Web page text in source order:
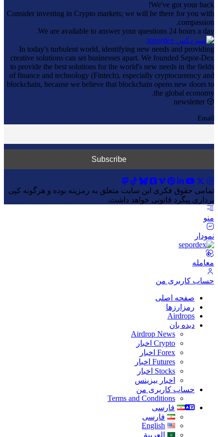
We've got your back!
Consider investing in Crypto markets; we will be there for you with
compassion.
We are available to answer your questions 24 hours a day.
In today's turbulent world, identifying new needs and providing
creative solutions can set businesses apart. We founded Sepor-Dex
to provide the best solutions for the world's new needs in the fields
of finance and technology (Fintech), especially cryptocurrency and
blockchain, because we believe that blockchain opens new doors to
the global economy.
newsletter
Email
تمامی حقوق فکری این سایت متعلق به رمزینه بوده و هرگونه کپی
برداری پیگرد قانونی خواهد داشت.
منو
نمودار
معامله
حساب کاربری من
صفحه اصلی
رمزارزها
Airdrops
دیده بان
Airdrop News
Crypto اخبار
Forex اخبار
Futures اخبار
Stocks اخبار
اخبار بیزینس
حساب کاربری من
Terms and Conditions
فارسی
فارسی
English
العربية